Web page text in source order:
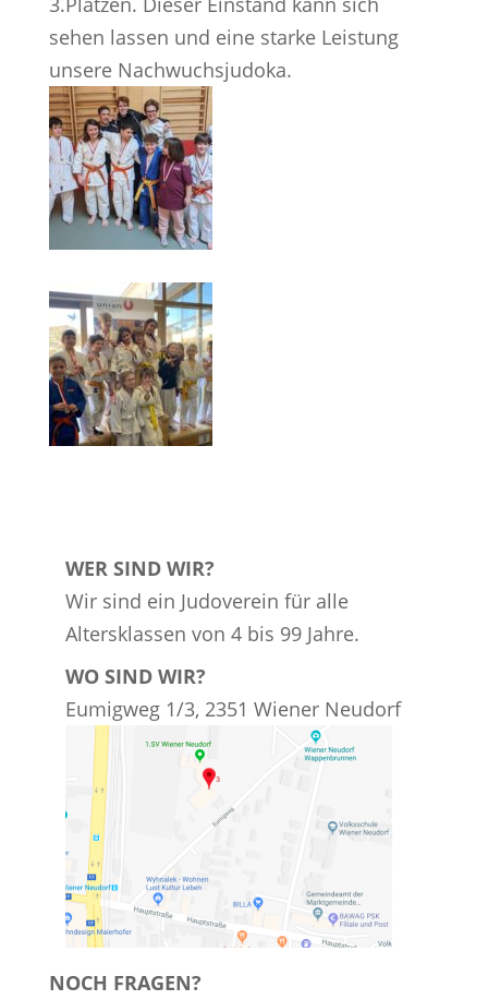
sehen lassen und eine starke Leistung
unsere Nachwuchsjudoka.
WER SIND WIR?
Wir sind ein Judoverein für alle
Altersklassen von 4 bis 99 Jahre.
WO SIND WIR?
Eumigweg 1/3, 2351 Wiener Neudorf
NOCH FRAGEN?